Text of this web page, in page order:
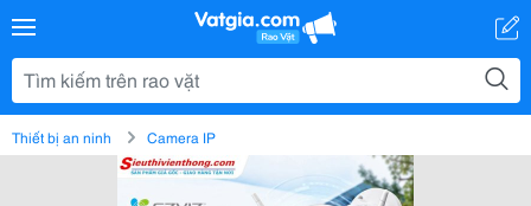
Thiết bị an ninh Camera IP